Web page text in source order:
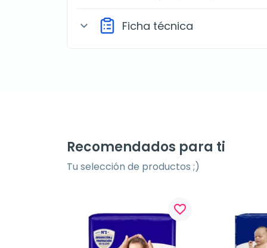
expand_more Ficha técnica
Recomendados para ti
Tu selección de productos ;)
favorite_border